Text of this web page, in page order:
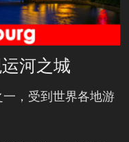
河之城
，受到世界各地游